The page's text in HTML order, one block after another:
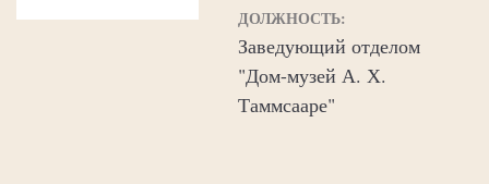
ДОЛЖНОСТЬ:
Заведующий отделом
"Дом-музей А. Х.
Таммсааре"